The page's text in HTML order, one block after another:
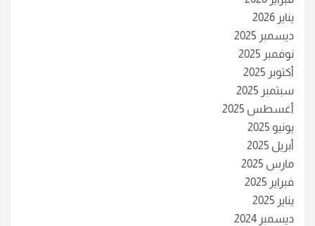
يناير 2026
ديسمبر 2025
نوفمبر 2025
أكتوبر 2025
سبتمبر 2025
أغسطس 2025
يونيو 2025
أبريل 2025
مارس 2025
فبراير 2025
يناير 2025
ديسمبر 2024